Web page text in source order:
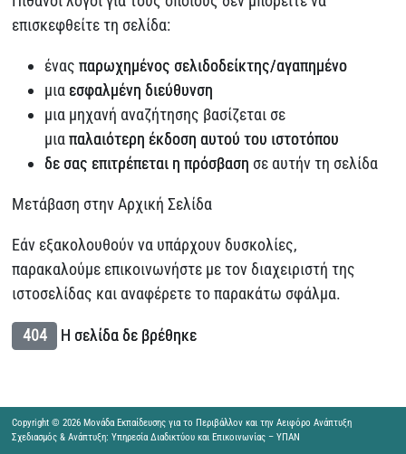
Απόσταση γραμμάτων
επισκεφθείτε τη σελίδα:
ένας παρωχημένος σελιδοδείκτης/αγαπημένο
μιαεσφαλμένη διεύθυνση
μια μηχανή αναζήτησης βασίζεται σε
μιαπαλαιότερη έκδοση αυτού του ιστοτόπου
δε σας επιτρέπεται η πρόσβαση σε αυτήν τη σελίδα
Μετάβαση στην Αρχική Σελίδα
Εάν εξακολουθούν να υπάρχουν δυσκολίες,
παρακαλούμε επικοινωνήστε με τον διαχειριστή της
ιστοσελίδας και αναφέρετε το παρακάτω σφάλμα.
404 Η σελίδα δε βρέθηκε
Copyright © 2026 Μονάδα Εκπαίδευσης για το Περιβάλλον και την Αειφόρο Ανάπτυξη
Σχεδιασμός & Ανάπτυξη: Υπηρεσία Διαδικτύου και Επικοινωνίας – ΥΠΑΝ